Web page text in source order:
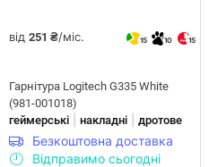
від 251 ₴/міс. 15 10 15
Гарнітура Logitech G335 White
(981-001018)
геймерські
накладні дротове
Безкоштовна доставка
Відправимо сьогодні